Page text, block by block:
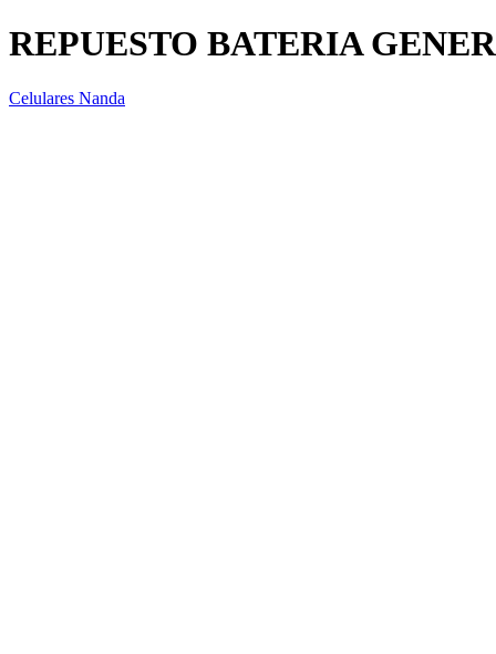
REPUESTO BATERIA
Celulares Nanda